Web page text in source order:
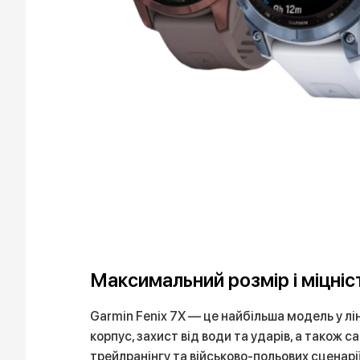
Максимальний розмір і
Garmin Fenix 7X — це найбільша модель у
корпус, захист від води та ударів, а також
трейлранінгу та військово-польових